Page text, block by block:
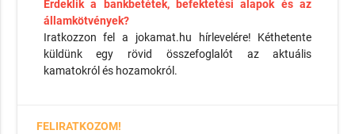
Érdeklik a bankbetétek, befektetési alapok és az
államkötvények?
Iratkozzon fel a jokamat.hu hírlevelére! Kéthetente
küldünk egy rövid összefoglalót az aktuális
kamatokról és hozamokról.
FELIRATKOZOM!